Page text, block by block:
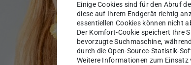
Einige Cookies sind für den Abruf
diese auf Ihrem Endgerät richtig
essentiellen Cookies können nicht
Der Komfort-Cookie speichert Ihre
bevorzugte Suchmaschine,
durch die Open-Source-Statistik-
Weitere Informationen zum Einsatz